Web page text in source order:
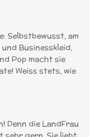
Selbstbewusst, am
Businesskleid,
Pop macht sie
Weiss stets, wie
Denn die LandFrau